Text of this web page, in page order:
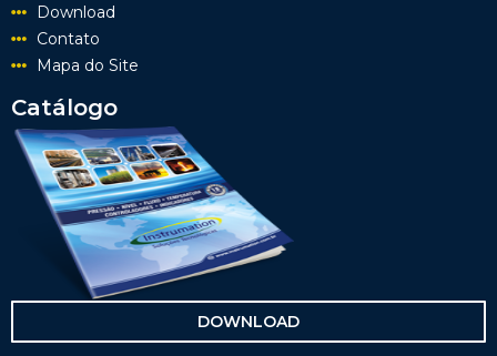
Download
Contato
Mapa do Site
Catálogo
DOWNLOAD